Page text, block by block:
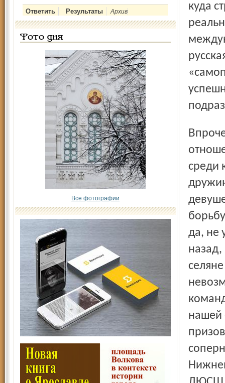
Архив
Фото дня
Все фотографии
куда
Впрочем, ближе к лапте. В первые два дня соревнований
среди
да, не
нашей